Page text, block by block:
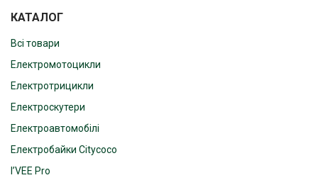
КАТАЛОГ
Всі товари
Електромотоцикли
Електротрицикли
Електроскутери
Електроавтомобілі
Електробайки Citycoco
I’VEE Pro